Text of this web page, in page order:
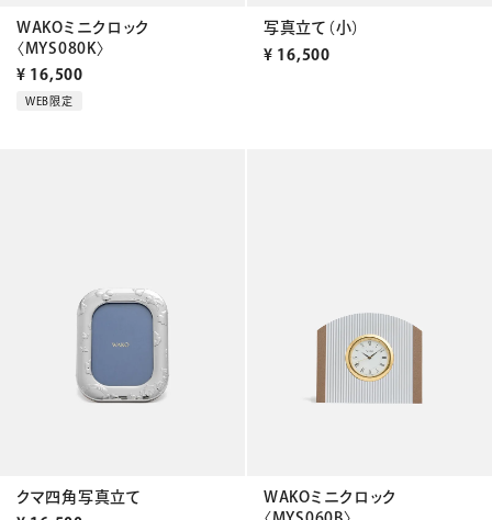
WAKOミニクロック
〈MYS080K〉
¥ 16,500
WEB限定
写真立て（小）
¥ 16,500
クマ四角写真立て
WAKOミニクロック